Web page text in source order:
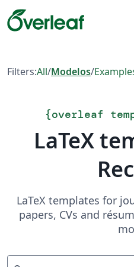
Filters:All/Modelos/
{overleaf
LaTeX
LaTeX templates for
papers, CVs and